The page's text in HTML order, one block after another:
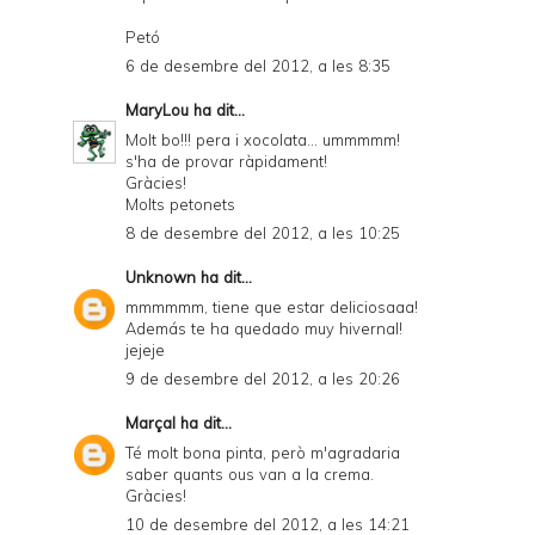
Petó
6 de desembre del 2012, a les 8:35
MaryLou ha dit...
Molt bo!!! pera i xocolata... ummmmm!
s'ha de provar ràpidament!
Gràcies!
Molts petonets
8 de desembre del 2012, a les 10:25
Unknown ha dit...
mmmmmm, tiene que estar deliciosaaa!
Además te ha quedado muy hivernal!
jejeje
9 de desembre del 2012, a les 20:26
Marçal ha dit...
Té molt bona pinta, però m'agradaria
saber quants ous van a la crema.
Gràcies!
10 de desembre del 2012, a les 14:21